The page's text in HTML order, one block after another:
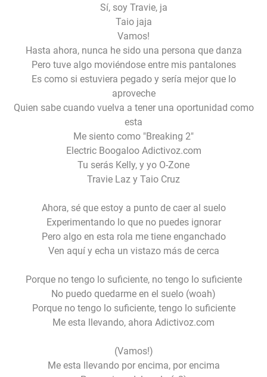
Sí, soy Travie, ja
Taio jaja
Vamos!
Hasta ahora, nunca he sido una persona que danza
Pero tuve algo moviéndose entre mis pantalones
Es como si estuviera pegado y sería mejor que lo
aproveche
Quien sabe cuando vuelva a tener una oportunidad como
esta
Me siento como "Breaking 2"
Electric Boogaloo Adictivoz.com
Tu serás Kelly, y yo O-Zone
Travie Laz y Taio Cruz
Ahora, sé que estoy a punto de caer al suelo
Experimentando lo que no puedes ignorar
Pero algo en esta rola me tiene enganchado
Ven aquí y echa un vistazo más de cerca
Porque no tengo lo suficiente, no tengo lo suficiente
No puedo quedarme en el suelo (woah)
Porque no tengo lo suficiente, tengo lo suficiente
Me esta llevando, ahora Adictivoz.com
(Vamos!)
Me esta llevando por encima, por encima